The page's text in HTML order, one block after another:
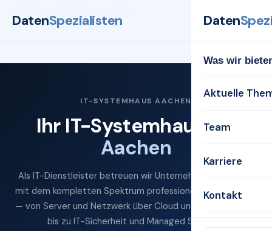
DatenSpezialisten Daten
Was wir
Aktuelle
Team
Karriere
Kontakt
IT-SYSTEMHAUS AACHEN
Ihr IT-Systemhaus für
Aachen
Als IT-Dienstleister betreuen wir Unternehmen in Aachen
mit dem kompletten Spektrum professioneller IT-Services
— von Server und Netzwerk über Cloud und Microsoft 365
bis zu IT-Sicherheit und Managed Services.